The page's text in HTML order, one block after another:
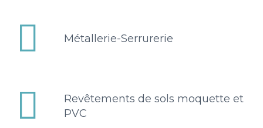

 Métallerie-Serrurerie


Revêtements de sols moquette et
PVC